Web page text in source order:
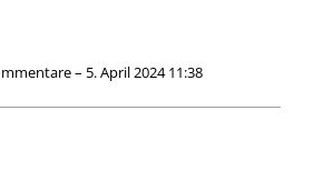
– 5. April 2024 11:38